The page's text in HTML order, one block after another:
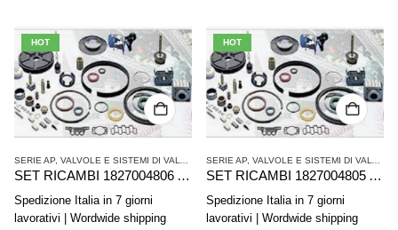
HOT
SERIE AP, VALVOLE E SISTEMI DI VALVOLE AVENTICS ,VALVOLE SINGOLE
SET RICAMBI 1827004806 AVENTICS SERIE TRB C10A 200 AP. VITON
Spedizione Italia in 7 giorni
lavorativi | Wordwide shipping
HOT
SERIE AP, VALVOLE E SISTEMI DI VALVOLE AVENTICS
SET RICAMBI 1827004805 AVENTICS SERIE TRB C10A 160 AP. VITON
Spedizione Italia in 7 giorni
lavorativi | Wordwide shipping